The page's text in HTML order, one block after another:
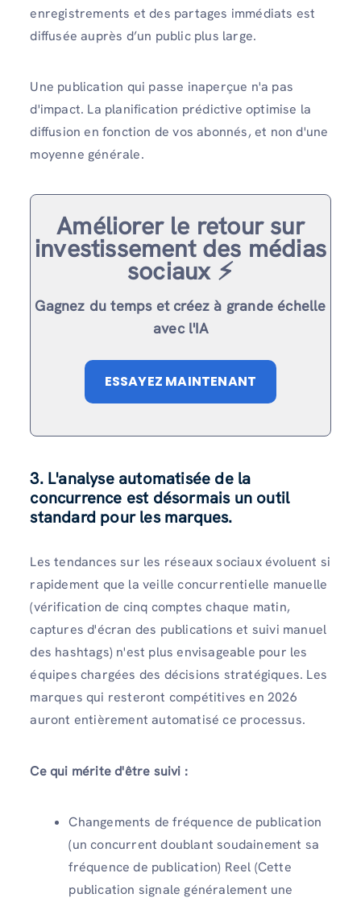
enregistrements et des partages immédiats est
diffusée auprès d’un public plus large.
Une publication qui passe inaperçue n'a pas
d'impact. La planification prédictive optimise la
diffusion en fonction de vos abonnés, et non d'une
moyenne générale.
Améliorer le retour sur
investissement des médias
sociaux ⚡️
Gagnez du temps et créez à grande échelle
avec l'IA
ESSAYEZ MAINTENANT
3. L'analyse automatisée de la
concurrence est désormais un outil
standard pour les marques.
Les tendances sur les réseaux sociaux évoluent si
rapidement que la veille concurrentielle manuelle
(vérification de cinq comptes chaque matin,
captures d'écran des publications et suivi manuel
des hashtags) n'est plus envisageable pour les
équipes chargées des décisions stratégiques. Les
marques qui resteront compétitives en 2026
auront entièrement automatisé ce processus.
Ce qui mérite d'être suivi :
Changements de fréquence de publication
(un concurrent doublant soudainement sa
fréquence de publication) Reel (Cette
publication signale généralement une